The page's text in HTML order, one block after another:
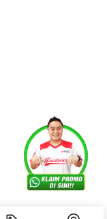
About Us